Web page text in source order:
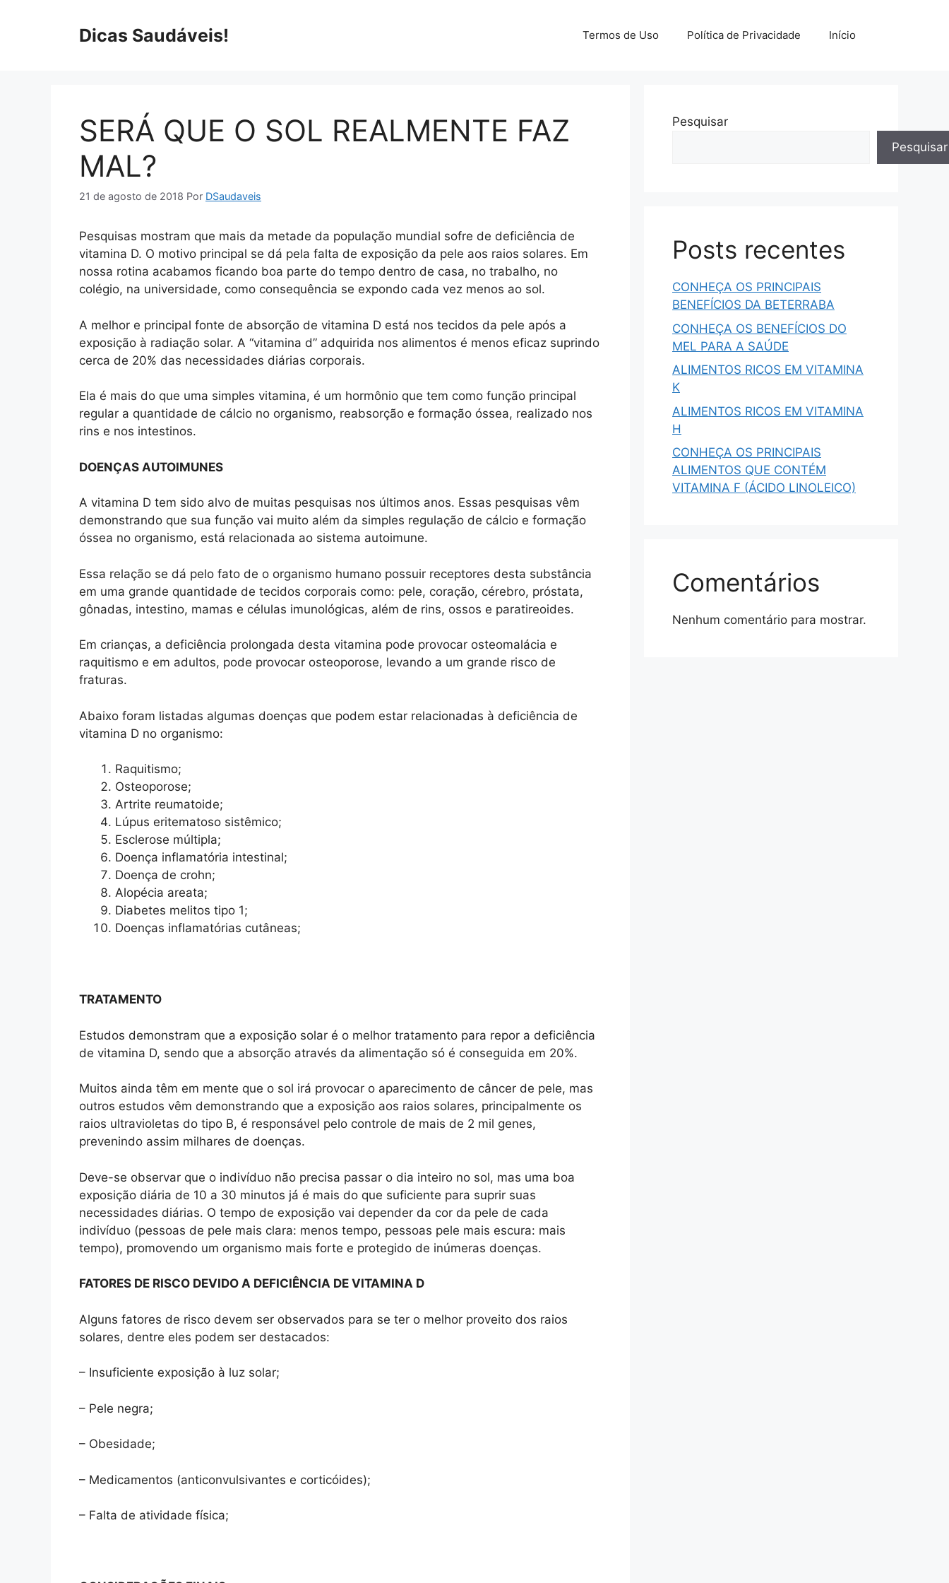
Dicas Saudáveis! Termos de Uso Política de Privacidade Início
SERÁ QUE O SOL REALMENTE FAZ
MAL?
21 de agosto de 2018 Por DSaudaveis
Pesquisas mostram que mais da metade da população mundial sofre de deficiência de
vitamina D. O motivo principal se dá pela falta de exposição da pele aos raios solares. Em
nossa rotina acabamos ficando boa parte do tempo dentro de casa, no trabalho, no
colégio, na universidade, como consequência se expondo cada vez menos ao sol.
A melhor e principal fonte de absorção de vitamina D está nos tecidos da pele após a
exposição à radiação solar. A “vitamina d” adquirida nos alimentos é menos eficaz suprindo
cerca de 20% das necessidades diárias corporais.
Ela é mais do que uma simples vitamina, é um hormônio que tem como função principal
regular a quantidade de cálcio no organismo, reabsorção e formação óssea, realizado nos
rins e nos intestinos.
DOENÇAS AUTOIMUNES
A vitamina D tem sido alvo de muitas pesquisas nos últimos anos. Essas pesquisas vêm
demonstrando que sua função vai muito além da simples regulação de cálcio e formação
óssea no organismo, está relacionada ao sistema autoimune.
Essa relação se dá pelo fato de o organismo humano possuir receptores desta substância
em uma grande quantidade de tecidos corporais como: pele, coração, cérebro, próstata,
gônadas, intestino, mamas e células imunológicas, além de rins, ossos e paratireoides.
Em crianças, a deficiência prolongada desta vitamina pode provocar osteomalácia e
raquitismo e em adultos, pode provocar osteoporose, levando a um grande risco de
fraturas.
Abaixo foram listadas algumas doenças que podem estar relacionadas à deficiência de
vitamina D no organismo:
Raquitismo;
Osteoporose;
Artrite reumatoide;
Lúpus eritematoso sistêmico;
Esclerose múltipla;
Doença inflamatória intestinal;
Doença de crohn;
Alopécia areata;
Diabetes melitos tipo 1;
Doenças inflamatórias cutâneas;
TRATAMENTO
Estudos demonstram que a exposição solar é o melhor tratamento para repor a deficiência
de vitamina D, sendo que a absorção através da alimentação só é conseguida em 20%.
Muitos ainda têm em mente que o sol irá provocar o aparecimento de câncer de pele, mas
outros estudos vêm demonstrando que a exposição aos raios solares, principalmente os
raios ultravioletas do tipo B, é responsável pelo controle de mais de 2 mil genes,
prevenindo assim milhares de doenças.
Deve-se observar que o indivíduo não precisa passar o dia inteiro no sol, mas uma boa
exposição diária de 10 a 30 minutos já é mais do que suficiente para suprir suas
necessidades diárias. O tempo de exposição vai depender da cor da pele de cada
indivíduo (pessoas de pele mais clara: menos tempo, pessoas pele mais escura: mais
tempo), promovendo um organismo mais forte e protegido de inúmeras doenças.
FATORES DE RISCO DEVIDO A DEFICIÊNCIA DE VITAMINA D
Alguns fatores de risco devem ser observados para se ter o melhor proveito dos raios
solares, dentre eles podem ser destacados:
– Insuficiente exposição à luz solar;
– Pele negra;
– Obesidade;
– Medicamentos (anticonvulsivantes e corticóides);
– Falta de atividade física;
Pesquisar
Pesquisar
Posts recentes
CONHEÇA OS PRINCIPAIS
BENEFÍCIOS DA BETERRABA
CONHEÇA OS BENEFÍCIOS DO
MEL PARA A SAÚDE
ALIMENTOS RICOS EM VITAMINA
K
ALIMENTOS RICOS EM VITAMINA
H
CONHEÇA OS PRINCIPAIS
ALIMENTOS QUE CONTÉM
VITAMINA F (ÁCIDO LINOLEICO)
Comentários
Nenhum comentário para mostrar.